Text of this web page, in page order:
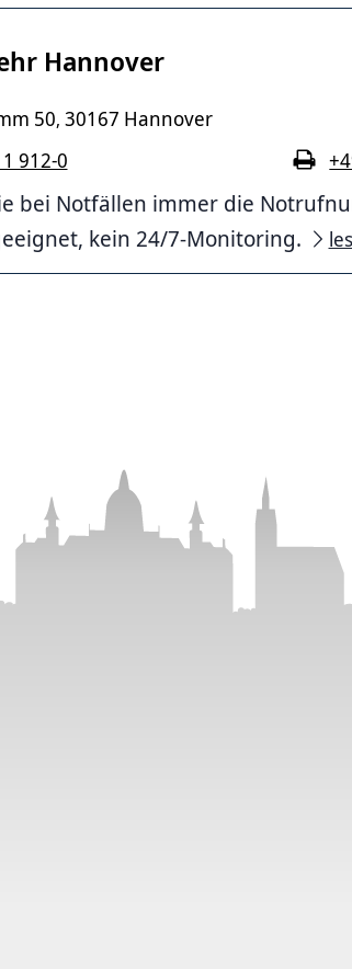
Hannover
50, 30167 Hannover
912-0
bei Notfällen immer die
kein 24/7-Monitoring.